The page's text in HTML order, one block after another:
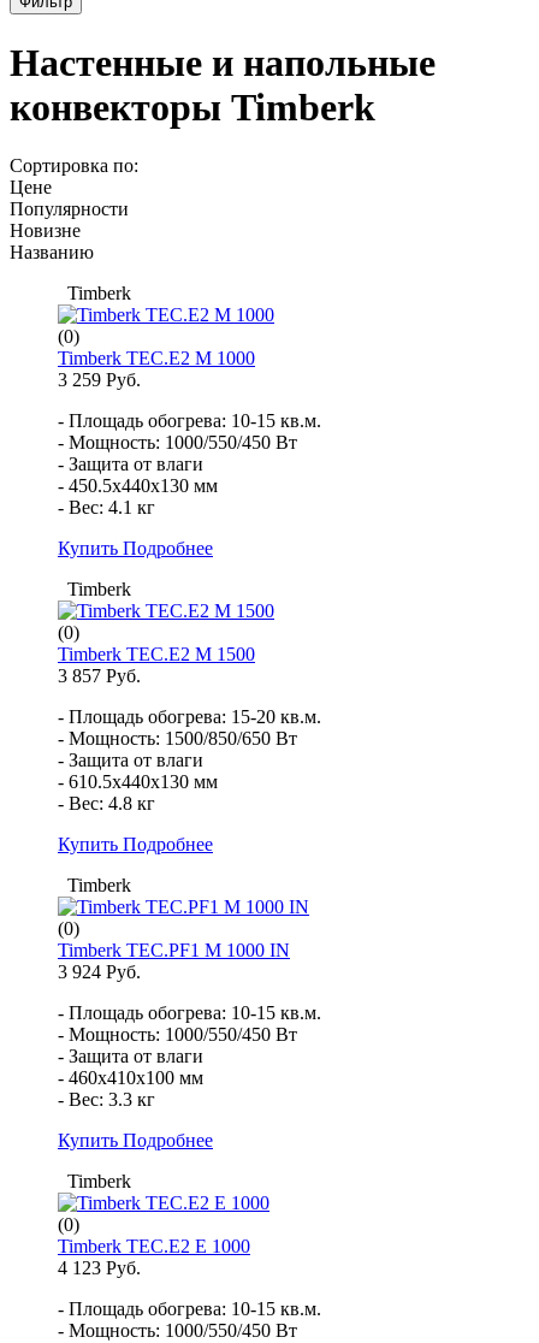
Настенные и напольные
конвекторы Timberk
Сортировка по:
Цене
Популярности
Новизне
Названию
Timberk
(0)
Timberk TEC.E2 M 1000
3 259 Руб.
- Площадь обогрева: 10-15 кв.м.
- Мощность: 1000/550/450 Вт
- Защита от влаги
- 450.5x440x130 мм
- Вес: 4.1 кг
Купить Подробнее
Timberk
(0)
Timberk TEC.E2 M 1500
3 857 Руб.
- Площадь обогрева: 15-20 кв.м.
- Мощность: 1500/850/650 Вт
- Защита от влаги
- 610.5x440x130 мм
- Вес: 4.8 кг
Купить Подробнее
Timberk
(0)
Timberk TEC.PF1 M 1000 IN
3 924 Руб.
- Площадь обогрева: 10-15 кв.м.
- Мощность: 1000/550/450 Вт
- Защита от влаги
- 460x410x100 мм
- Вес: 3.3 кг
Купить Подробнее
Timberk
(0)
Timberk TEC.E2 E 1000
4 123 Руб.
- Площадь обогрева: 10-15 кв.м.
- Мощность: 1000/550/450 Вт